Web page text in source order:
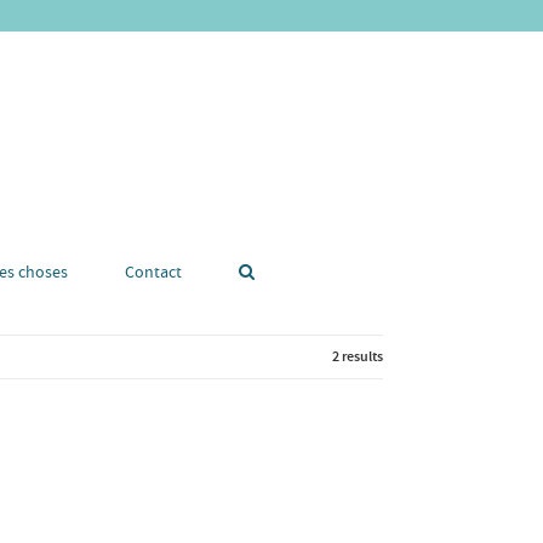
choses Contact
2 results